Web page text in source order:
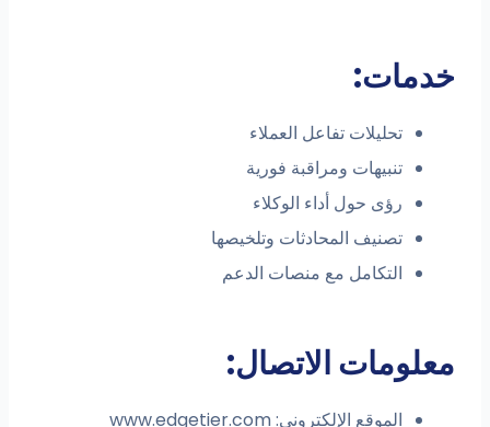
خدمات:
تحليلات تفاعل العملاء
تنبيهات ومراقبة فورية
رؤى حول أداء الوكلاء
تصنيف المحادثات وتلخيصها
التكامل مع منصات الدعم
معلومات الاتصال:
الموقع الإلكتروني: www.edgetier.com